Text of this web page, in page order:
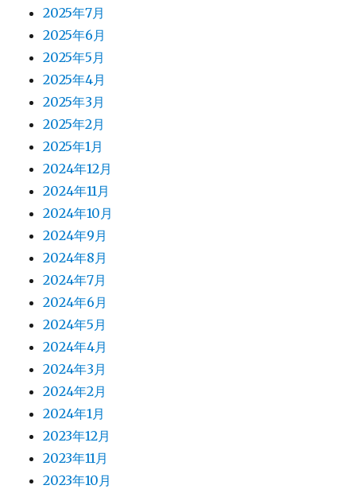
2025年7月
2025年6月
2025年5月
2025年4月
2025年3月
2025年2月
2025年1月
2024年12月
2024年11月
2024年10月
2024年9月
2024年8月
2024年7月
2024年6月
2024年5月
2024年4月
2024年3月
2024年2月
2024年1月
2023年12月
2023年11月
2023年10月